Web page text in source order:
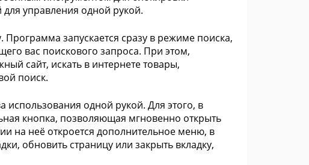
управления одной рукой.
Программа запускается сразу в режиме поиска,
вас поискового запроса. При этом,
сайт, искать в интернете товары,
поиск.
использования одной рукой. Для этого, в
кнопка, позволяющая мгновенно открыть
на неё откроется дополнительное меню, в
обновить страницу или закрыть вкладку,